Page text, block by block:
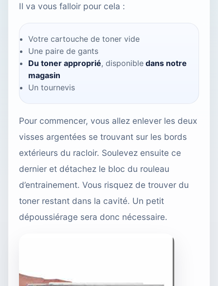
Il va vous falloir pour cela :
Votre cartouche de toner vide
Une paire de gants
Du toner approprié, disponible dans notre
magasin
Un tournevis
Pour commencer, vous allez enlever les deux
visses argentées se trouvant sur les bords
extérieurs du racloir. Soulevez ensuite ce
dernier et détachez le bloc du rouleau
d’entrainement. Vous risquez de trouver du
toner restant dans la cavité. Un petit
dépoussiérage sera donc nécessaire.